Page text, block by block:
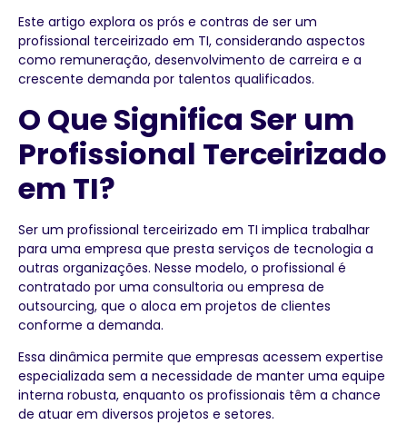
Este artigo explora os prós e contras de ser um
profissional terceirizado em TI, considerando aspectos
como remuneração, desenvolvimento de carreira e a
crescente demanda por talentos qualificados.
O Que Significa Ser um
Profissional Terceirizado
em TI?
Ser um profissional terceirizado em TI implica trabalhar
para uma empresa que presta serviços de tecnologia a
outras organizações. Nesse modelo, o profissional é
contratado por uma consultoria ou empresa de
outsourcing, que o aloca em projetos de clientes
conforme a demanda.
Essa dinâmica permite que empresas acessem expertise
especializada sem a necessidade de manter uma equipe
interna robusta, enquanto os profissionais têm a chance
de atuar em diversos projetos e setores.